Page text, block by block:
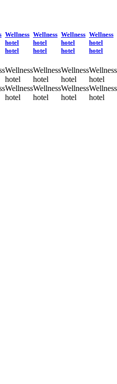
Wellness
hotel
hotel
Wellness
hotel
Wellness
hotel
Wellness
hotel
hotel
Wellness
hotel
Wellness
hotel
Wellness
hotel
hotel
Wellness
hotel
Wellness
hotel
Wellness
hotel
hotel
Wellness
hotel
Wellness
hotel